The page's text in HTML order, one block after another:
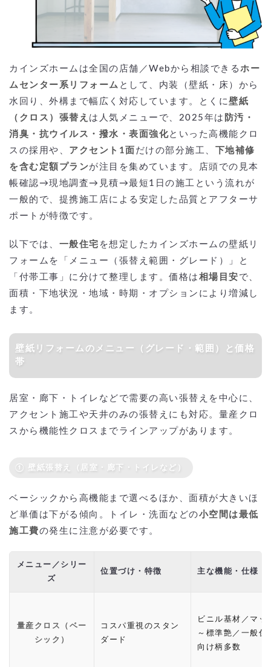
カインズホームは全国の店舗／Webから相談できる ホー
ムセンター系リフォーム として、内装（壁紙・床）から
水回り、外構まで幅広く対応しています。とくに 壁紙
（クロス）張替え は人気メニューで、2025年は 防汚・
消臭・抗ウイルス・撥水・表面強化といった高機能クロ
スの採用や、 アクセント1面 だけの部分施工、 下地補修
を含む定額プランが注目を集めています。店頭での見本
帳確認→現地調査→見積→最短1日の施工という流れが
一般的で、提携施工店による安定した品質とアフターサ
ポートが特徴です。
以下では、 一般住宅 を想定したカインズホームの壁紙リ
フォームを「メニュー（張替え範囲・グレード）」と
「付帯工事」に分けて整理します。価格は 相場目安 で、
面積・下地状況・地域・時期・オプションにより増減し
ます。
壁紙リフォームのメニュー（グレード・範囲）と価格
帯
居室・廊下・トイレなどで需要の高い張替えを中心に、
アクセント施工や天井のみの張替えにも対応。量産クロ
スから機能性クロスまでラインアップがあります。
① 壁紙張替え（居室・廊下・トイレなど）
ベーシックから高機能まで選べるほか、面積が大きいほ
ど単価は下がる傾向。トイレ・洗面などの小空間は最低
施工費の発生に注意が必要です。
メニュー／シリー
ズ
位置づけ・特徴 主な機能・仕様
量産クロス（ベー
シック）
コスパ重視のスタン
ダード
ビニル基材／マッ
～標準艶／一般住
向け柄多数